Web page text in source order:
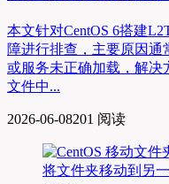
本文针对CentOS 6搭建
障进行排查，主要原因通
或服务未正确加载，解决
文件中...
2026-06-08201 阅读